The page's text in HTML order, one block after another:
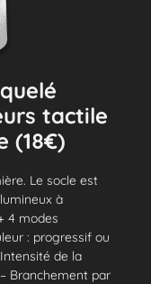
tactile
(18€)
Le socle est
à
4 modes
: progressif ou
de la
Branchement par